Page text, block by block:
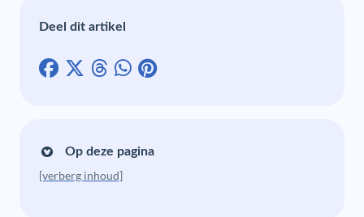
Deel dit artikel
Op deze pagina
[verberg inhoud]